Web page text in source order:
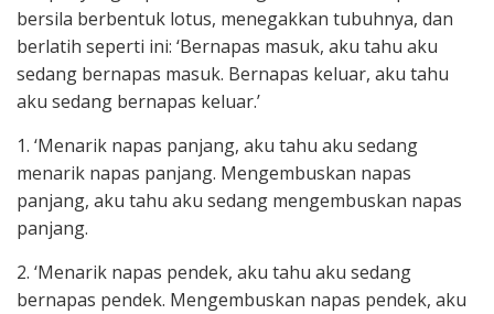
bersila berbentuk lotus, menegakkan tubuhnya, dan
berlatih seperti ini: ‘Bernapas masuk, aku tahu aku
sedang bernapas masuk. Bernapas keluar, aku tahu
aku sedang bernapas keluar.’
1. ‘Menarik napas panjang, aku tahu aku sedang
menarik napas panjang. Mengembuskan napas
panjang, aku tahu aku sedang mengembuskan napas
panjang.
2. ‘Menarik napas pendek, aku tahu aku sedang
bernapas pendek. Mengembuskan napas pendek, aku